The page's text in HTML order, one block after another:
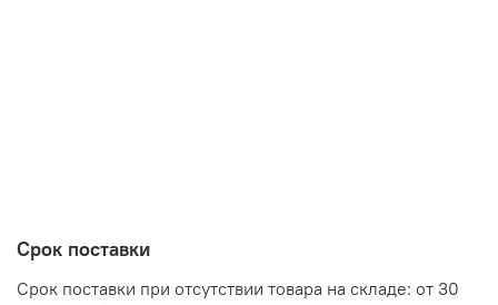
Производитель:
Мебельная фабрика MOBI
Срок поставки
Срок поставки при отсутствии товара на складе: от 30